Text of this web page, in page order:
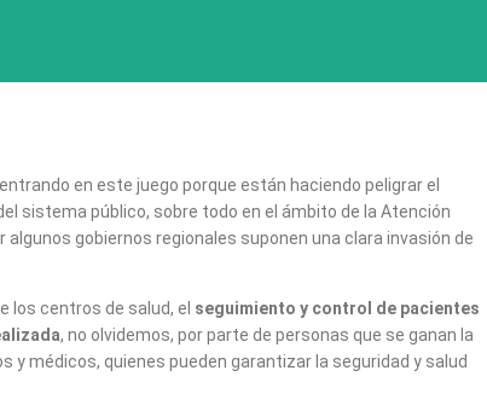
en este juego porque están haciendo peligrar el
sistema público, sobre todo en el ámbito de la Atención
gobiernos regionales suponen una clara invasión de
los centros de salud, el seguimiento y control de pacientes
, no olvidemos, por parte de personas que se ganan la
médicos, quienes pueden garantizar la seguridad y salud